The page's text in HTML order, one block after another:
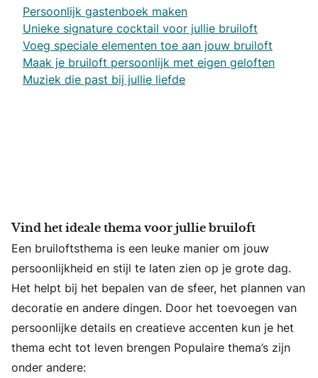
Persoonlijk gastenboek maken
Unieke signature cocktail voor jullie bruiloft
Voeg speciale elementen toe aan jouw bruiloft
Maak je bruiloft persoonlijk met eigen geloften
Muziek die past bij jullie liefde
Vind het ideale thema voor jullie bruiloft
Een bruiloftsthema is een leuke manier om jouw
persoonlijkheid en stijl te laten zien op je grote dag.
Het helpt bij het bepalen van de sfeer, het plannen van
decoratie en andere dingen. Door het toevoegen van
persoonlijke details en creatieve accenten kun je het
thema echt tot leven brengen Populaire thema’s zijn
onder andere: